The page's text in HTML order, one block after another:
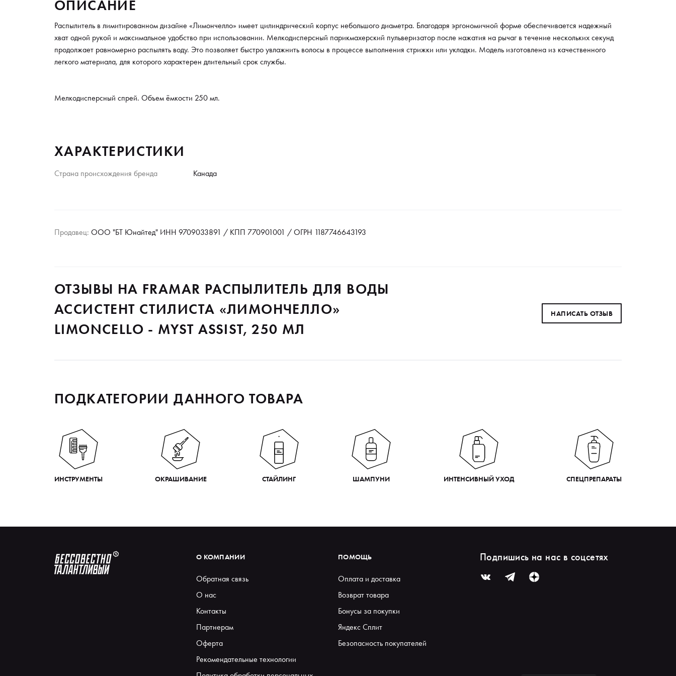
ОПИСАНИЕ
Распылитель в лимитированном дизайне «Лимончелло» имеет цилиндрический корпус небольшого диаметра. Благодаря эргономичной форме обеспечивается надежный
хват одной рукой и максимальное удобство при использовании. Мелкодисперсный парикмахерский пульверизатор после нажатия на рычаг в течение нескольких секунд
продолжает равномерно распылять воду. Это позволяет быстро увлажнить волосы в процессе выполнения стрижки или укладки. Модель изготовлена из качественного
легкого материала, для которого характерен длительный срок службы.
Мелкодисперсный спрей. Объем ёмкости 250 мл.
ХАРАКТЕРИСТИКИ
Страна происхождения бренда Канада
Продавец: ООО "БТ Юнайтед" ИНН 9709033891 / КПП 770901001 / ОГРН 1187746643193
ОТЗЫВЫ НА FRAMAR РАСПЫЛИТЕЛЬ ДЛЯ ВОДЫ
АССИСТЕНТ СТИЛИСТА «ЛИМОНЧЕЛЛО»
LIMONCELLO - MYST ASSIST, 250 МЛ
НАПИСАТЬ ОТЗЫВ
ПОДКАТЕГОРИИ ДАННОГО ТОВАРА
ИНСТРУМЕНТЫ ОКРАШИВАНИЕ СТАЙЛИНГ ШАМПУНИ ИНТЕНСИВНЫЙ УХОД СПЕЦПРЕПАРАТЫ
О КОМПАНИИ
Обратная связь
О нас
Контакты
Партнерам
Оферта
Рекомендательные технологии
ПОМОЩЬ
Оплата и доставка
Возврат товара
Бонусы за покупки
Яндекс Сплит
Безопасность покупателей
Подпишись на нас в соцсетях